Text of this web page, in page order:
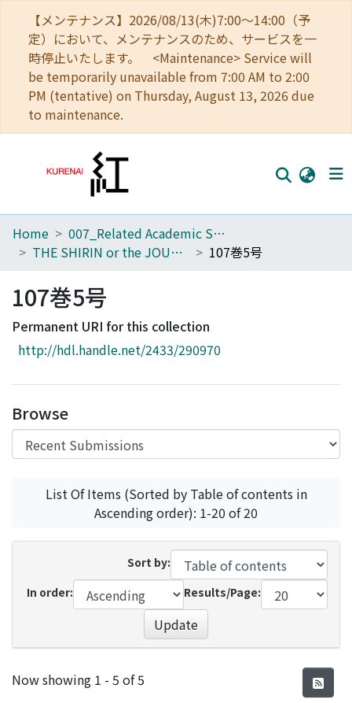
【メンテナンス】2026/08/13(木)7:00～14:00（予
定）において、メンテナンスのため、サービスを一
時停止いたします。 <Maintenance> Service will
be temporarily unavailable from 7:00 AM to 2:00
PM (tentative) on Thursday, August 13, 2026 due
to maintenance.
Home
Browse
Download Ranking
Access Statistics
Home
007_Related Academic Societies
THE SHIRIN or the JOURNAL OF HISTORY
107巻5号
107巻5号
Permanent URI for this collection
http://hdl.handle.net/2433/290970
Browse
List Of Items (Sorted by Table of contents in
Ascending order): 1-20 of 20
Sort by:
In order:
Results/Page:
Update
Recent Submissions
Now showing 1 - 5 of 5